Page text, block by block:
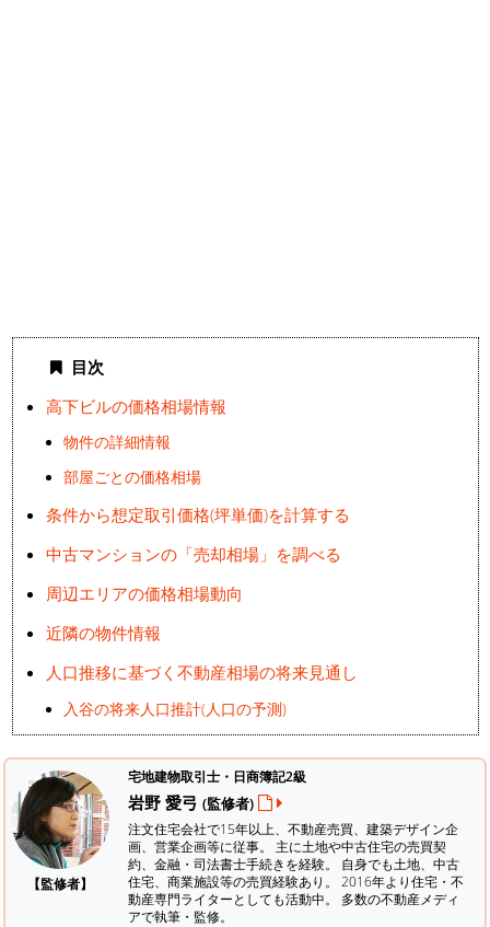
目次
高下ビルの価格相場情報
物件の詳細情報
部屋ごとの価格相場
条件から想定取引価格(坪単価)を計算する
中古マンションの「売却相場」を調べる
周辺エリアの価格相場動向
近隣の物件情報
人口推移に基づく不動産相場の将来見通し
入谷の将来人口推計(人口の予測)
【監修者】
宅地建物取引士・日商簿記2級
岩野 愛弓 (監修者)
注文住宅会社で15年以上、不動産売買、建築デザイン企
画、営業企画等に従事。 主に土地や中古住宅の売買契
約、金融・司法書士手続きを経験。 自身でも土地、中古
住宅、商業施設等の売買経験あり。 2016年より住宅・不
動産専門ライターとしても活動中。 多数の不動産メディ
アで執筆・監修。